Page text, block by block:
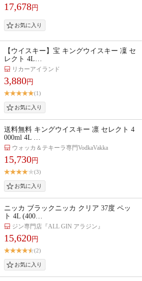
17,678円
【ウイスキー】宝 キングウイスキー 凜 セ
レクト 4L…
リカーアイランド
3,880円
(1)
送料無料 キングウイスキー 凛 セレクト 4
000ml 4L …
ウォッカ＆テキーラ専門VodkaVakka
15,730円
(3)
ニッカ ブラックニッカ クリア 37度 ペッ
ト 4L (400…
ジン専門店『ALL GIN アラジン』
15,620円
(2)